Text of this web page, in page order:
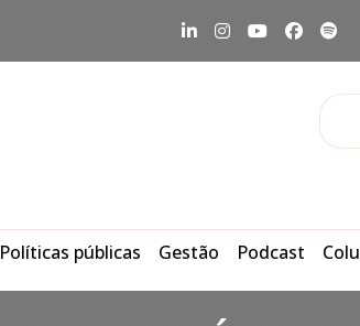
Políticas públicas Gestão Podcast